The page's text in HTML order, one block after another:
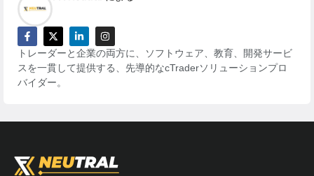
トレーダーと企業の両方に、ソフトウェア、教育、開発サービ
スを一貫して提供する、先導的なcTraderソリューションプロ
バイダー。